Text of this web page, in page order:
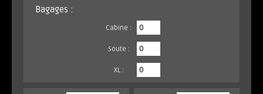
Bagages :
Cabine :
Soute :
XL :